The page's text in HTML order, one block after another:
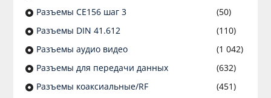
Разъeмы CE156 шаг 3
(50)
Разъeмы DIN 41.612
(110)
Разъeмы аудио видео
(1 042)
Разъeмы для передачи данных
(632)
Разъeмы коаксиальные/RF
(451)